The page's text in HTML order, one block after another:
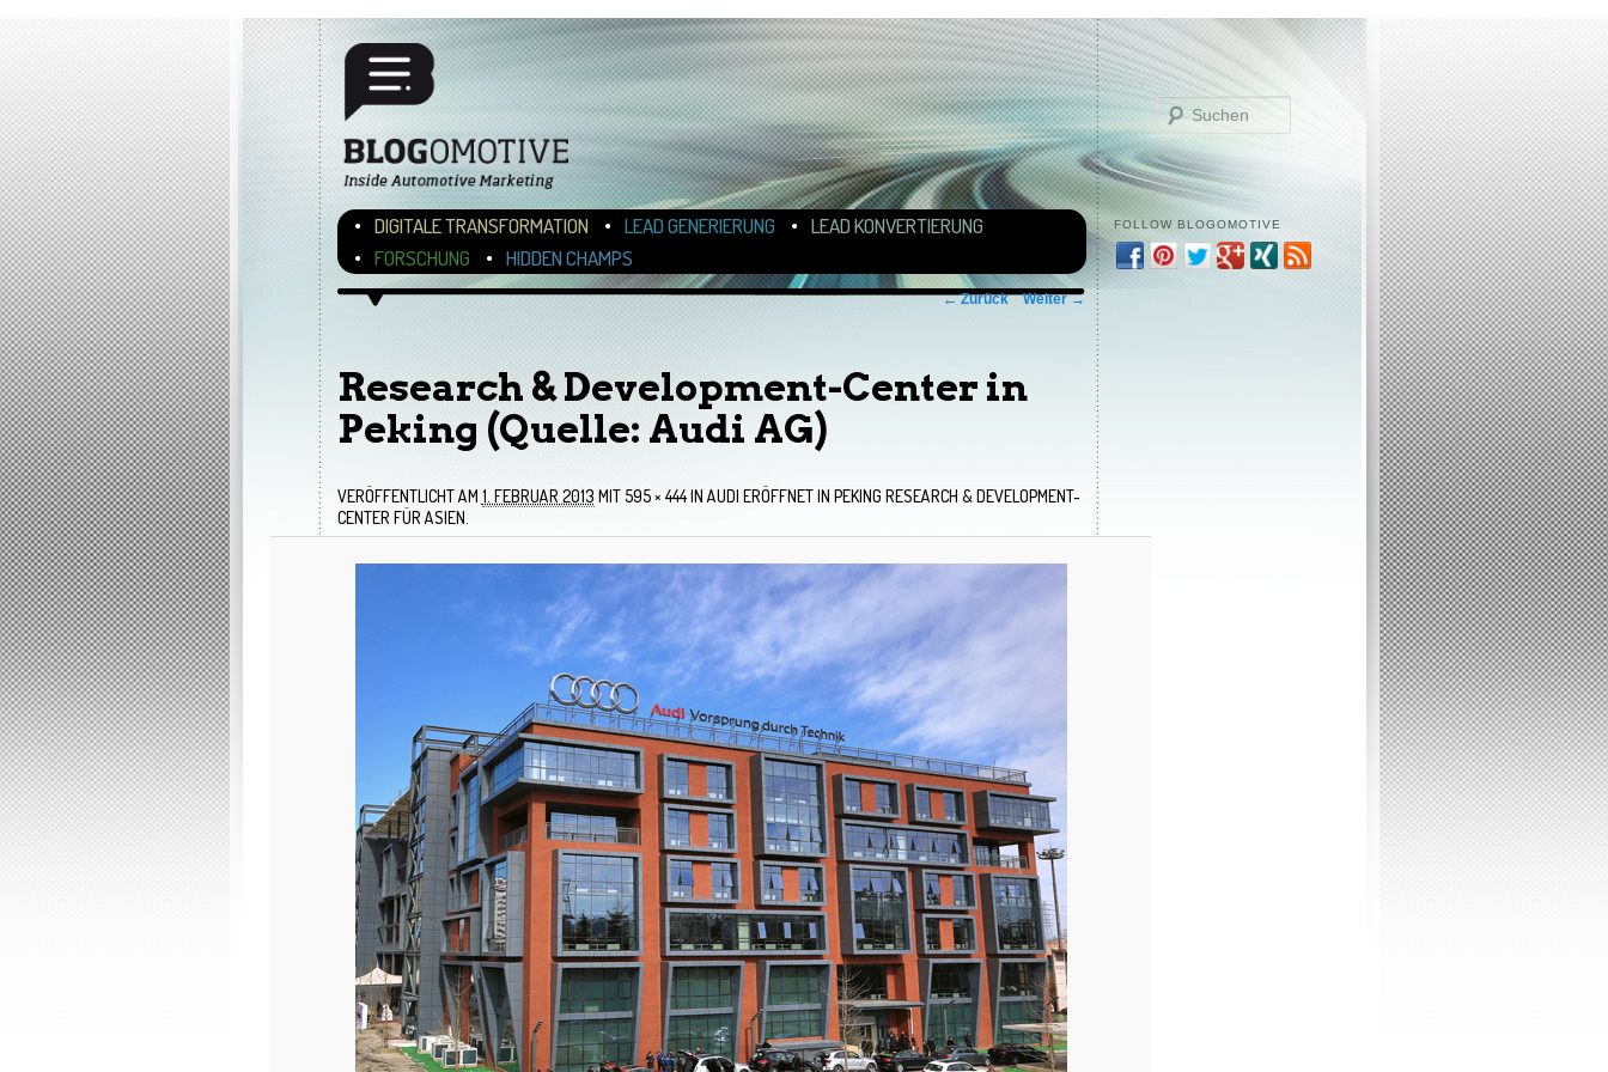
Hauptmenü
ZUM INHALT WECHSELN
ZUM SEKUNDÄREN INHALT WECHSELN
DIGITALE TRANSFORMATION LEAD GENERIERUNG
LEAD KONVERTIERUNG
FORSCHUNG
HIDDEN CHAMPS
FOLLOW BLOGOMOTIVE
Bilder-Navigation ← Zurück Weiter →
Research & Development-Center in
Peking (Quelle: Audi AG)
VERÖFFENTLICHT AM 1. FEBRUAR 2013 MIT595 × 444IN AUDI ERÖFFNET IN PEKING RESEARCH & DEVELOPMENT-
CENTER FÜR ASIEN.